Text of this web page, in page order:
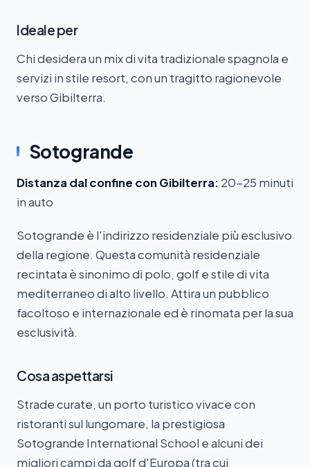
Ideale per
Chi desidera un mix di vita tradizionale spagnola e
servizi in stile resort, con un tragitto ragionevole
verso Gibilterra.
Sotogrande
Distanza dal confine con Gibilterra: 20-25 minuti
in auto
Sotogrande è l'indirizzo residenziale più esclusivo
della regione. Questa comunità residenziale
recintata è sinonimo di polo, golf e stile di vita
mediterraneo di alto livello. Attira un pubblico
facoltoso e internazionale ed è rinomata per la sua
esclusività.
Cosa aspettarsi
Strade curate, un porto turistico vivace con
ristoranti sul lungomare, la prestigiosa
Sotogrande International School e alcuni dei
migliori campi da golf d'Europa (tra cui